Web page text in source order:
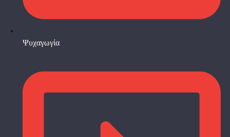
Ψυχαγωγία